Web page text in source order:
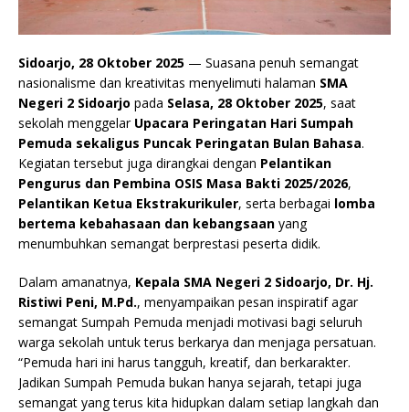
Sidoarjo, 28 Oktober 2025 — Suasana penuh semangat
nasionalisme dan kreativitas menyelimuti halaman SMA
Negeri 2 Sidoarjo pada Selasa, 28 Oktober 2025, saat
sekolah menggelar Upacara Peringatan Hari Sumpah
Pemuda sekaligus Puncak Peringatan Bulan Bahasa.
Kegiatan tersebut juga dirangkai dengan Pelantikan
Pengurus dan Pembina OSIS Masa Bakti 2025/2026,
Pelantikan Ketua Ekstrakurikuler, serta berbagai lomba
bertema kebahasaan dan kebangsaan yang
menumbuhkan semangat berprestasi peserta didik.
Dalam amanatnya, Kepala SMA Negeri 2 Sidoarjo, Dr. Hj.
Ristiwi Peni, M.Pd., menyampaikan pesan inspiratif agar
semangat Sumpah Pemuda menjadi motivasi bagi seluruh
warga sekolah untuk terus berkarya dan menjaga persatuan.
“Pemuda hari ini harus tangguh, kreatif, dan berkarakter.
Jadikan Sumpah Pemuda bukan hanya sejarah, tetapi juga
semangat yang terus kita hidupkan dalam setiap langkah dan